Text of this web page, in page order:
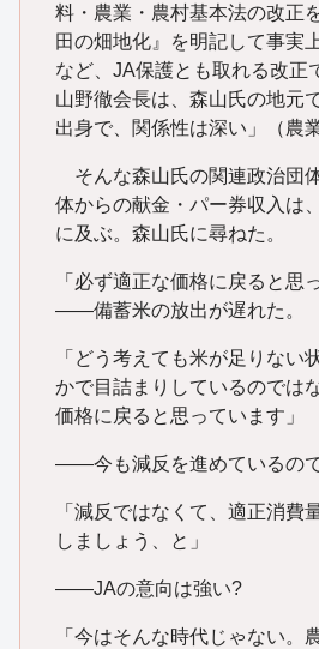
料・農業・農村基本法の改正
田の畑地化』を明記して事実
など、JA保護とも取れる改正
山野徹会長は、森山氏の地元
出身で、関係性は深い」（農
そんな森山氏の関連政治団
体からの献金・パー券収入は
に及ぶ。森山氏に尋ねた。
「必ず適正な価格に戻ると思
――備蓄米の放出が遅れた。
「どう考えても米が足りない
かで目詰まりしているのでは
価格に戻ると思っています」
――今も減反を進めているので
「減反ではなくて、適正消費
しましょう、と」
――JAの意向は強い?
「今はそんな時代じゃない。